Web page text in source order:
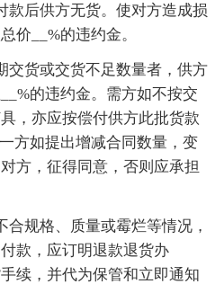
款后供方无货。使对方造成损
价__%的违约金。
交货或交货不足数量者，供方
的违约金。需方如不按交
，亦应按偿付供方此批货款
方如提出增减合同数量，变
方，征得同意，否则应承担
合规格、质量或霉烂等情况，
款，应订明退款退货办
续，并代为保管和立即通知